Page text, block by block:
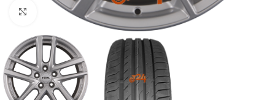
Zum Vergrößern klicken